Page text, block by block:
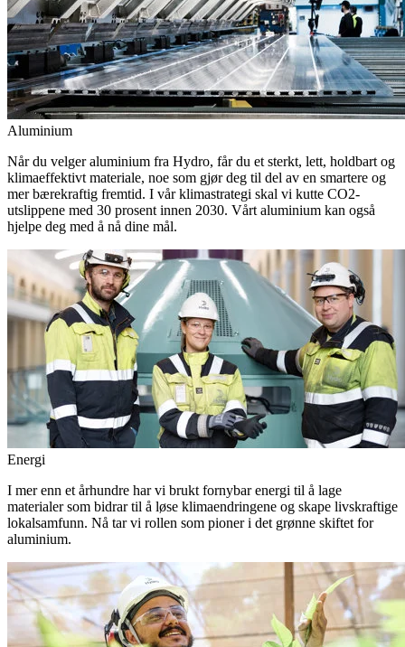
Aluminium
Når du velger aluminium fra Hydro, får du et sterkt, lett, holdbart og
klimaeffektivt materiale, noe som gjør deg til del av en smartere og
mer bærekraftig fremtid. I vår klimastrategi skal vi kutte CO2-
utslippene med 30 prosent innen 2030. Vårt aluminium kan også
hjelpe deg med å nå dine mål.
Energi
I mer enn et århundre har vi brukt fornybar energi til å lage
materialer som bidrar til å løse klimaendringene og skape livskraftige
lokalsamfunn. Nå tar vi rollen som pioner i det grønne skiftet for
aluminium.